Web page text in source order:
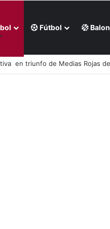
Fútbol
y extendió racha de victorias